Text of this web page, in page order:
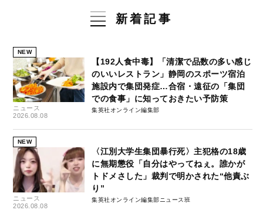
新着記事
NEW
ニュース
2026.08.08
【192人食中毒】「清潔で品数の多い感じ
のいいレストラン」静岡のスポーツ宿泊
施設内で集団発症…合宿・遠征の「集団
での食事」に知っておきたい予防策
集英社オンライン編集部
NEW
ニュース
2026.08.08
〈江別大学生集団暴行死〉主犯格の18歳
に無期懲役「自分はやってねぇ。誰かが
トドメさした」裁判で明かされた“他責ぶ
り”
集英社オンライン編集部ニュース班